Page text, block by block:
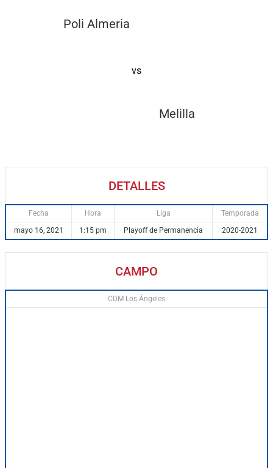
Poli Almeria
vs
Melilla
DETALLES
Fecha Hora Liga
Temporada
mayo 16, 2021
1:15 pm Playoff de Permanencia 2020-2021
CAMPO
CDM Los Ángeles